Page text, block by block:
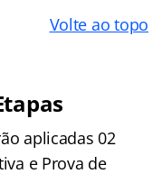
Volte ao topo
aplicadas 02
e Prova de